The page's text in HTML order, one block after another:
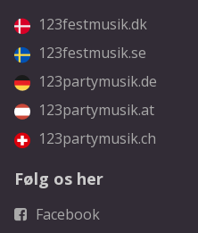
123festmusik.dk
123festmusik.se
123partymusik.de
123partymusik.at
123partymusik.ch
Følg os her
Facebook